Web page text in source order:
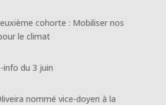
cohorte : Mobiliser nos
le climat
info du 3 juin
nommé vice-doyen à la